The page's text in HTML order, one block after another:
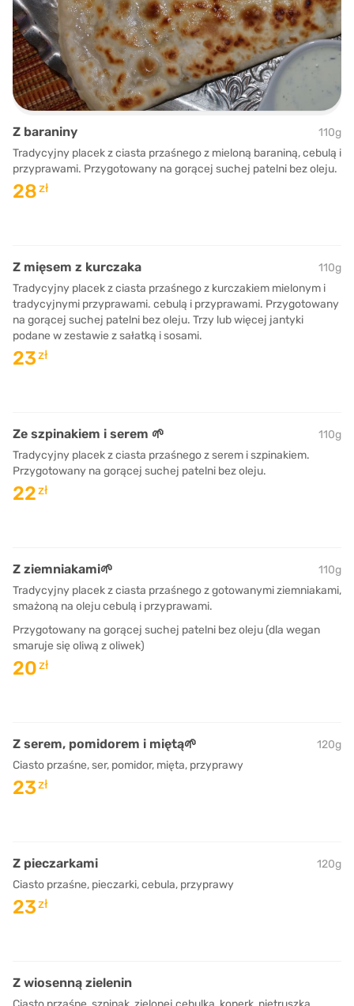
Z baraniny
110g
Tradycyjny placek z ciasta przaśnego z mieloną baraniną, cebulą i
przyprawami. Przygotowany na gorącej suchej patelni bez oleju.
28zł
Z mięsem z kurczaka
110g
Tradycyjny placek z ciasta przaśnego z kurczakiem mielonym i
tradycyjnymi przyprawami. cebulą i przyprawami. Przygotowany
na gorącej suchej patelni bez oleju. Trzy lub więcej jantyki
podane w zestawie z sałatką i sosami.
23zł
Ze szpinakiem i serem 🌱
110g
Tradycyjny placek z ciasta przaśnego z serem i szpinakiem.
Przygotowany na gorącej suchej patelni bez oleju.
22zł
Z ziemniakami🌱
110g
Tradycyjny placek z ciasta przaśnego z gotowanymi ziemniakami,
smażoną na oleju cebulą i przyprawami.
Przygotowany na gorącej suchej patelni bez oleju (dla wegan
smaruje się oliwą z oliwek)
20zł
Z serem, pomidorem i miętą🌱
120g
Ciasto przaśne, ser, pomidor, mięta, przyprawy
23zł
Z pieczarkami
120g
Ciasto przaśne, pieczarki, cebula, przyprawy
23zł
Z wiosenną zielenin